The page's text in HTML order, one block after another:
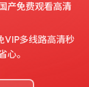
产免费观看高清
VIP多线路高清秒
心。